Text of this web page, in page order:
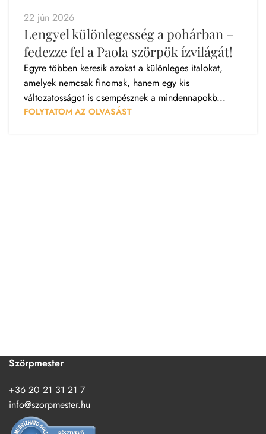
22 jún 2026
Lengyel különlegesség a pohárban –
fedezze fel a Paola szörpök ízvilágát!
Egyre többen keresik azokat a különleges italokat,
amelyek nemcsak finomak, hanem egy kis
változatosságot is csempésznek a mindennapokb...
FOLYTATOM AZ OLVASÁST
Szörpmester
+36 20 21 31 21 7
info@szorpmester.hu